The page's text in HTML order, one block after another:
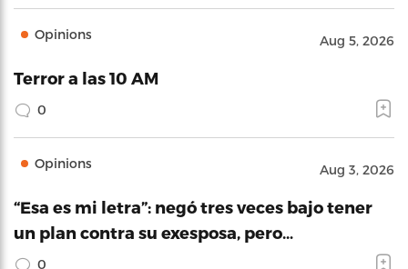
Opinions Aug 5, 2026
Terror a las 10 AM
0
Opinions Aug 3, 2026
“Esa es mi letra”: negó tres veces bajo tener
un plan contra su exesposa, pero…
0